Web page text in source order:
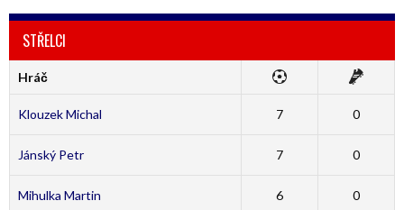
STŘELCI
Hráč
Klouzek Michal 7 0
Jánský Petr 7 0
Mihulka Martin 6 0